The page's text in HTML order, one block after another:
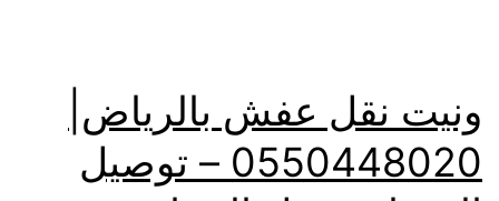
ونيت نقل عفش بالرياض|
0550448020 – توصيل